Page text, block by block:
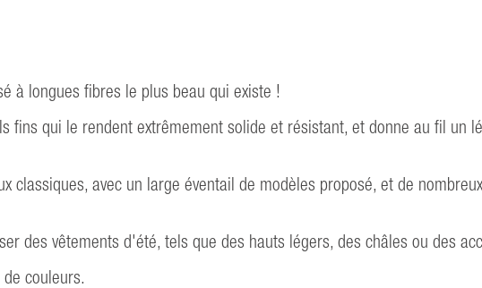
à longues fibres le plus beau qui existe !
fins qui le rendent extrêmement solide et résistant, et donne au fil un
classiques, avec un large éventail de modèles proposé, et de
des vêtements d'été, tels que des hauts légers, des châles ou des
couleurs.